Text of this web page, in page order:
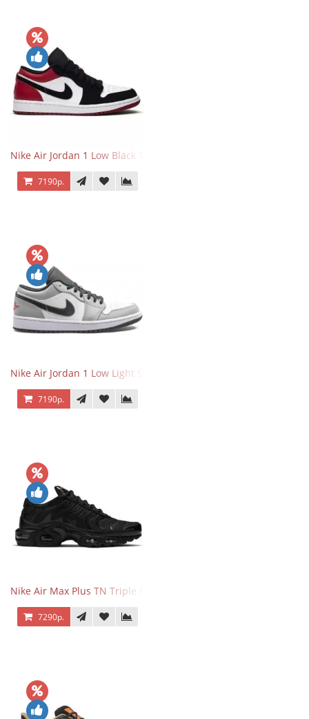
Nike Air Jordan 1 Low Black Toe
7190р.
Nike Air Jordan 1 Low Light Smoke Grey
7190р.
Nike Air Max Plus TN Triple Black
7290р.